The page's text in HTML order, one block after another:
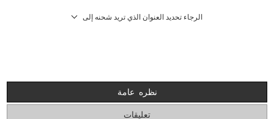
الرجاء تحديد العنوان الذي تريد شحنه إلى
نظره عامة
تعليقات